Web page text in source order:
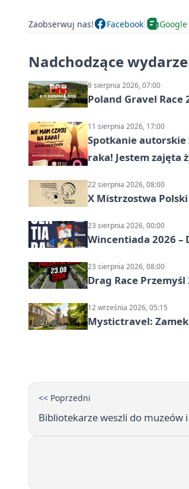
Zaobserwuj nas! Facebook
Nadchodzące
8 sierpnia 2026, 07:00
Poland Gravel
11 sierpnia 2026, 17:00
Spotkanie autorskie
raka! Jestem zajęta
22 sierpnia 2026, 08:00
X Mistrzostwa
23 sierpnia 2026, 00:00
Wincentiada 2026 –
23 sierpnia 2026, 08:00
Drag Race
12 września 2026, 05:15
Mystictravel:
<< Poprzedni
Bibliotekarze weszli do muzeów